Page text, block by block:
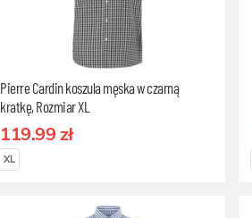
Pierre Cardin koszula męska w czarną
kratkę, Rozmiar XL
119.99 zł
XL